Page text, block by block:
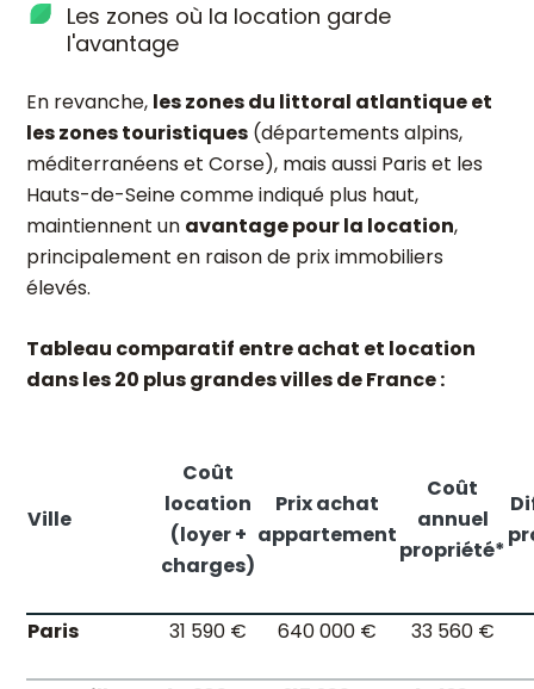
Les zones où la location garde
l'avantage
En revanche, les zones du littoral atlantique et
les zones touristiques (départements alpins,
méditerranéens et Corse), mais aussi Paris et les
Hauts-de-Seine comme indiqué plus haut,
maintiennent un avantage pour la location,
principalement en raison de prix immobiliers
élevés.
Tableau comparatif entre achat et location
dans les 20 plus grandes villes de France :
Ville
Coût
location
(loyer +
charges)
Prix achat
appartement
Coût
annuel
propriété*
Paris 31 590 € 640 000 € 33 560 €